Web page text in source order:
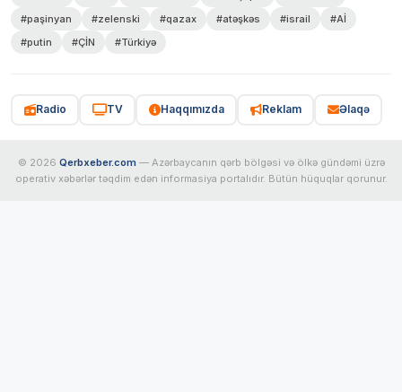
#paşinyan
#zelenski #qazax #atəşkəs #israil
#Aİ
#putin
#ÇİN #Türkiyə
Radio TV Haqqımızda Reklam Əlaqə
© 2026 Qerbxeber.com — Azərbaycanın qərb bölgəsi və ölkə gündəmi üzrə
operativ xəbərlər təqdim edən informasiya portalıdır. Bütün hüquqlar qorunur.